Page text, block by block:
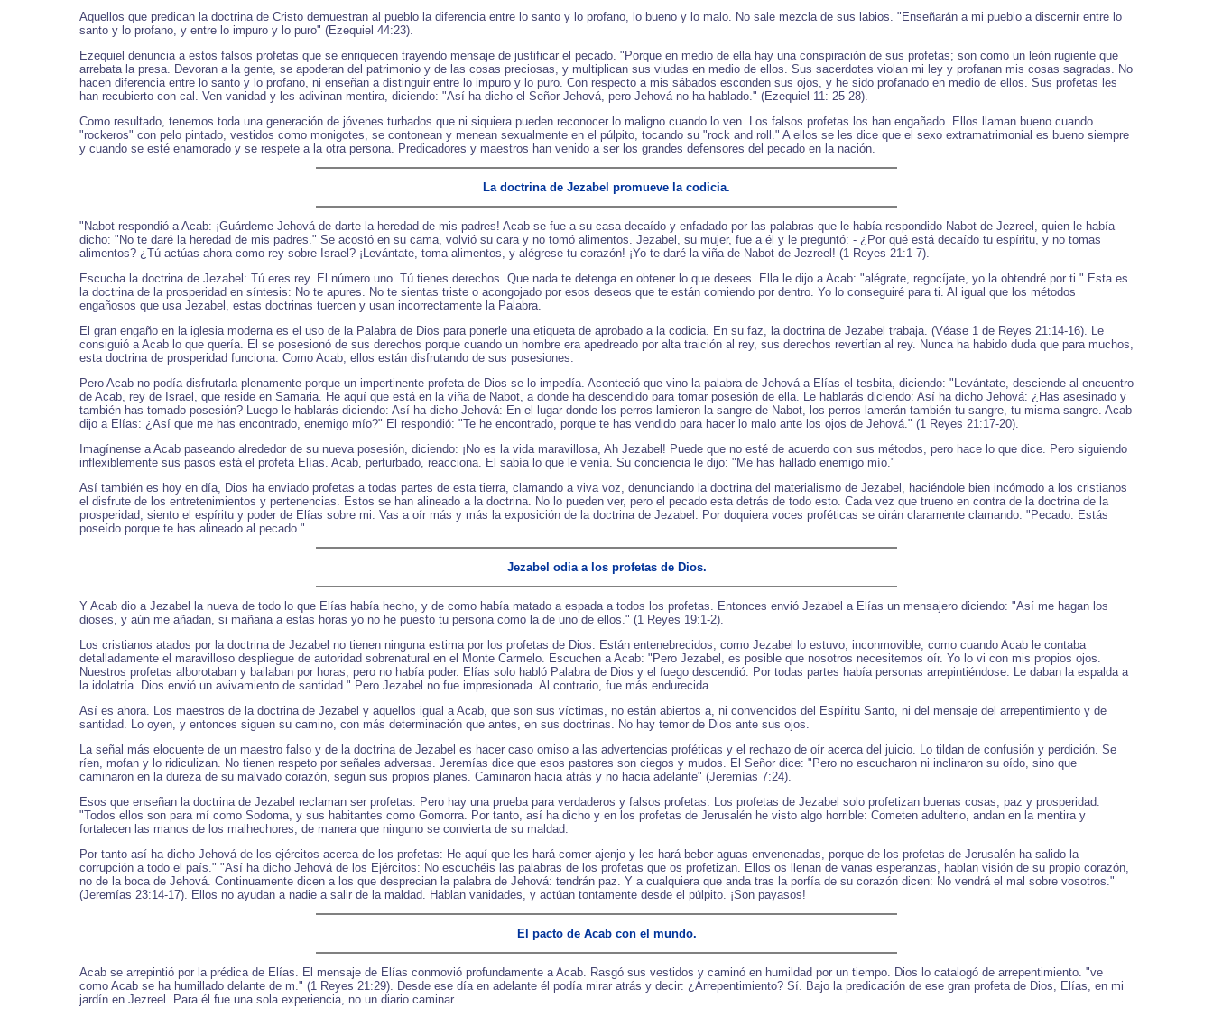
Aquellos que predican la doctrina de Cristo demuestran al pueblo la diferencia entre lo santo y lo profano, lo bueno y lo malo. No sale mezcla de sus labios. "Enseñarán a mi pueblo a discernir entre lo
santo y lo profano, y entre lo impuro y lo puro" (Ezequiel 44:23).
Ezequiel denuncia a estos falsos profetas que se enriquecen trayendo mensaje de justificar el pecado. "Porque en medio de ella hay una conspiración de sus profetas; son como un león rugiente que
arrebata la presa. Devoran a la gente, se apoderan del patrimonio y de las cosas preciosas, y multiplican sus viudas en medio de ellos. Sus sacerdotes violan mi ley y profanan mis cosas sagradas. No
hacen diferencia entre lo santo y lo profano, ni enseñan a distinguir entre lo impuro y lo puro. Con respecto a mis sábados esconden sus ojos, y he sido profanado en medio de ellos. Sus profetas les
han recubierto con cal. Ven vanidad y les adivinan mentira, diciendo: "Así ha dicho el Señor Jehová, pero Jehová no ha hablado." (Ezequiel 11: 25-28).
Como resultado, tenemos toda una generación de jóvenes turbados que ni siquiera pueden reconocer lo maligno cuando lo ven. Los falsos profetas los han engañado. Ellos llaman bueno cuando
"rockeros" con pelo pintado, vestidos como monigotes, se contonean y menean sexualmente en el púlpito, tocando su "rock and roll." A ellos se les dice que el sexo extramatrimonial es bueno siempre
y cuando se esté enamorado y se respete a la otra persona. Predicadores y maestros han venido a ser los grandes defensores del pecado en la nación.
La doctrina de Jezabel promueve la codicia.
"Nabot respondió a Acab: ¡Guárdeme Jehová de darte la heredad de mis padres! Acab se fue a su casa decaído y enfadado por las palabras que le había respondido Nabot de Jezreel, quien le había
dicho: "No te daré la heredad de mis padres." Se acostó en su cama, volvió su cara y no tomó alimentos. Jezabel, su mujer, fue a él y le preguntó: - ¿Por qué está decaído tu espíritu, y no tomas
alimentos? ¿Tú actúas ahora como rey sobre Israel? ¡Levántate, toma alimentos, y alégrese tu corazón! ¡Yo te daré la viña de Nabot de Jezreel! (1 Reyes 21:1-7).
Escucha la doctrina de Jezabel: Tú eres rey. El número uno. Tú tienes derechos. Que nada te detenga en obtener lo que desees. Ella le dijo a Acab: "alégrate, regocíjate, yo la obtendré por ti." Esta es
la doctrina de la prosperidad en síntesis: No te apures. No te sientas triste o acongojado por esos deseos que te están comiendo por dentro. Yo lo conseguiré para ti. Al igual que los métodos
engañosos que usa Jezabel, estas doctrinas tuercen y usan incorrectamente la Palabra.
El gran engaño en la iglesia moderna es el uso de la Palabra de Dios para ponerle una etiqueta de aprobado a la codicia. En su faz, la doctrina de Jezabel trabaja. (Véase 1 de Reyes 21:14-16). Le
consiguió a Acab lo que quería. El se posesionó de sus derechos porque cuando un hombre era apedreado por alta traición al rey, sus derechos revertían al rey. Nunca ha habido duda que para muchos,
esta doctrina de prosperidad funciona. Como Acab, ellos están disfrutando de sus posesiones.
Pero Acab no podía disfrutarla plenamente porque un impertinente profeta de Dios se lo impedía. Aconteció que vino la palabra de Jehová a Elías el tesbita, diciendo: "Levántate, desciende al encuentro
de Acab, rey de Israel, que reside en Samaria. He aquí que está en la viña de Nabot, a donde ha descendido para tomar posesión de ella. Le hablarás diciendo: Así ha dicho Jehová: ¿Has asesinado y
también has tomado posesión? Luego le hablarás diciendo: Así ha dicho Jehová: En el lugar donde los perros lamieron la sangre de Nabot, los perros lamerán también tu sangre, tu misma sangre. Acab
dijo a Elías: ¿Así que me has encontrado, enemigo mío?" El respondió: "Te he encontrado, porque te has vendido para hacer lo malo ante los ojos de Jehová." (1 Reyes 21:17-20).
Imagínense a Acab paseando alrededor de su nueva posesión, diciendo: ¡No es la vida maravillosa, Ah Jezabel! Puede que no esté de acuerdo con sus métodos, pero hace lo que dice. Pero siguiendo
inflexiblemente sus pasos está el profeta Elías. Acab, perturbado, reacciona. El sabía lo que le venía. Su conciencia le dijo: "Me has hallado enemigo mío."
Así también es hoy en día, Dios ha enviado profetas a todas partes de esta tierra, clamando a viva voz, denunciando la doctrina del materialismo de Jezabel, haciéndole bien incómodo a los cristianos
el disfrute de los entretenimientos y pertenencias. Estos se han alineado a la doctrina. No lo pueden ver, pero el pecado esta detrás de todo esto. Cada vez que trueno en contra de la doctrina de la
prosperidad, siento el espíritu y poder de Elías sobre mi. Vas a oír más y más la exposición de la doctrina de Jezabel. Por doquiera voces proféticas se oirán claramente clamando: "Pecado. Estás
poseído porque te has alineado al pecado."
Jezabel odia a los profetas de Dios.
Y Acab dio a Jezabel la nueva de todo lo que Elías había hecho, y de como había matado a espada a todos los profetas. Entonces envió Jezabel a Elías un mensajero diciendo: "Así me hagan los
dioses, y aún me añadan, si mañana a estas horas yo no he puesto tu persona como la de uno de ellos." (1 Reyes 19:1-2).
Los cristianos atados por la doctrina de Jezabel no tienen ninguna estima por los profetas de Dios. Están entenebrecidos, como Jezabel lo estuvo, inconmovible, como cuando Acab le contaba
detalladamente el maravilloso despliegue de autoridad sobrenatural en el Monte Carmelo. Escuchen a Acab: "Pero Jezabel, es posible que nosotros necesitemos oír. Yo lo vi con mis propios ojos.
Nuestros profetas alborotaban y bailaban por horas, pero no había poder. Elías solo habló Palabra de Dios y el fuego descendió. Por todas partes había personas arrepintiéndose. Le daban la espalda a
la idolatría. Dios envió un avivamiento de santidad." Pero Jezabel no fue impresionada. Al contrario, fue más endurecida.
Así es ahora. Los maestros de la doctrina de Jezabel y aquellos igual a Acab, que son sus víctimas, no están abiertos a, ni convencidos del Espíritu Santo, ni del mensaje del arrepentimiento y de
santidad. Lo oyen, y entonces siguen su camino, con más determinación que antes, en sus doctrinas. No hay temor de Dios ante sus ojos.
La señal más elocuente de un maestro falso y de la doctrina de Jezabel es hacer caso omiso a las advertencias proféticas y el rechazo de oír acerca del juicio. Lo tildan de confusión y perdición. Se
ríen, mofan y lo ridiculizan. No tienen respeto por señales adversas. Jeremías dice que esos pastores son ciegos y mudos. El Señor dice: "Pero no escucharon ni inclinaron su oído, sino que
caminaron en la dureza de su malvado corazón, según sus propios planes. Caminaron hacia atrás y no hacia adelante" (Jeremías 7:24).
Esos que enseñan la doctrina de Jezabel reclaman ser profetas. Pero hay una prueba para verdaderos y falsos profetas. Los profetas de Jezabel solo profetizan buenas cosas, paz y prosperidad.
"Todos ellos son para mí como Sodoma, y sus habitantes como Gomorra. Por tanto, así ha dicho y en los profetas de Jerusalén he visto algo horrible: Cometen adulterio, andan en la mentira y
fortalecen las manos de los malhechores, de manera que ninguno se convierta de su maldad.
Por tanto así ha dicho Jehová de los ejércitos acerca de los profetas: He aquí que les hará comer ajenjo y les hará beber aguas envenenadas, porque de los profetas de Jerusalén ha salido la
corrupción a todo el país." "Así ha dicho Jehová de los Ejércitos: No escuchéis las palabras de los profetas que os profetizan. Ellos os llenan de vanas esperanzas, hablan visión de su propio corazón,
no de la boca de Jehová. Continuamente dicen a los que desprecian la palabra de Jehová: tendrán paz. Y a cualquiera que anda tras la porfía de su corazón dicen: No vendrá el mal sobre vosotros."
(Jeremías 23:14-17). Ellos no ayudan a nadie a salir de la maldad. Hablan vanidades, y actúan tontamente desde el púlpito. ¡Son payasos!
El pacto de Acab con el mundo.
Acab se arrepintió por la prédica de Elías. El mensaje de Elías conmovió profundamente a Acab. Rasgó sus vestidos y caminó en humildad por un tiempo. Dios lo catalogó de arrepentimiento. "ve
como Acab se ha humillado delante de m." (1 Reyes 21:29). Desde ese día en adelante él podía mirar atrás y decir: ¿Arrepentimiento? Sí. Bajo la predicación de ese gran profeta de Dios, Elías, en mi
jardín en Jezreel. Para él fue una sola experiencia, no un diario caminar.